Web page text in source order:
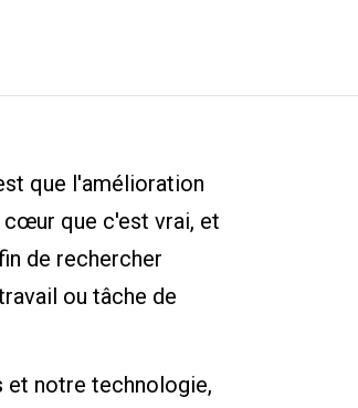
que l'amélioration
cœur que c'est vrai, et
de rechercher
ou tâche de
et notre technologie,